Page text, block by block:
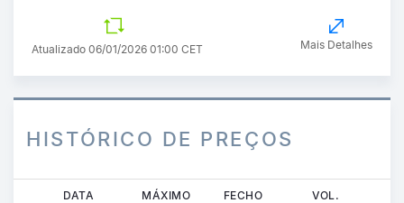
Atualizado 06/01/2026 01:00 CET Mais Detalhes
HISTÓRICO DE PREÇOS
PassarDATA MÁXIMO FECHO VOL.